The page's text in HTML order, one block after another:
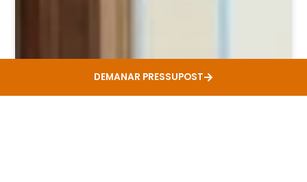
DEMANAR PRESSUPOST